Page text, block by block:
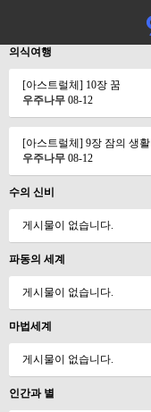
의식여행
[아스트럴체] 10장 꿈
우주나무 08-12
[아스트럴체] 9장 잠의 생활
우주나무 08-12
수의 신비
게시물이 없습니다.
파동의 세계
게시물이 없습니다.
마법세계
게시물이 없습니다.
인간과 별